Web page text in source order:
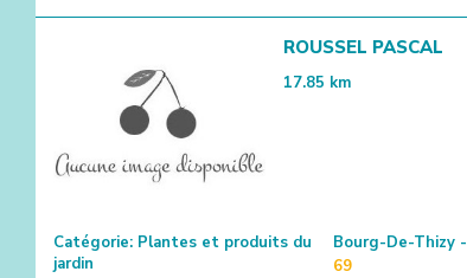
ROUSSEL PASCAL
17.85 km
Catégorie: Plantes et produits du
jardin
Bourg-De-Thizy -
69